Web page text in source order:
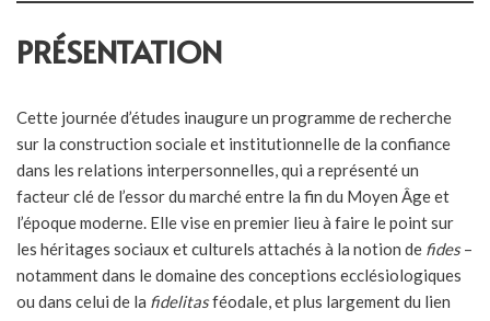
PRÉSENTATION
Cette journée d’études inaugure un programme de recherche
sur la construction sociale et institutionnelle de la confiance
dans les relations interpersonnelles, qui a représenté un
facteur clé de l’essor du marché entre la fin du Moyen Âge et
l’époque moderne. Elle vise en premier lieu à faire le point sur
les héritages sociaux et culturels attachés à la notion de fides–
notamment dans le domaine des conceptions ecclésiologiques
ou dans celui de la fidelitasféodale, et plus largement du lien